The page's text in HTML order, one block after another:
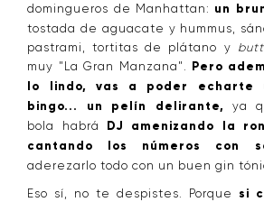
domingueros de Manhattan: un
tostada de aguacate y hummus,
pastrami, tortitas de plátano y
muy "La Gran Manzana".
Pero
lo lindo, vas a poder echarte
bingo... un pelín delirante, ya
bola habrá
DJ amenizando la
cantando los números con
aderezarlo todo con un buen gin
Eso sí, no te despistes. Porque si